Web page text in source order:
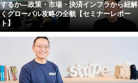
するか―政策・市場・決済インフラから紐解
くグローバル攻略の全貌【セミナーレポー
ト】